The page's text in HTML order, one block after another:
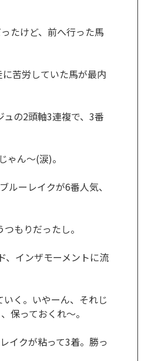
たけど、前へ行った馬
苦労していた馬が最内
の2頭軸3連複で、3番
ん～(涙)。
ーレイクが6番人気、
もりだったし。
、インザモーメントに流
く。いやーん、それじ
保っておくれ～。
イクが粘って3着。勝っ